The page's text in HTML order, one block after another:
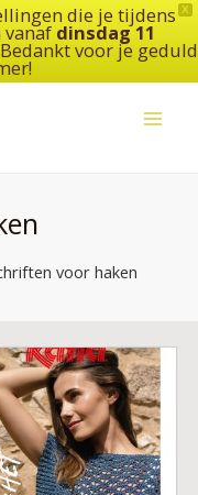
X
die je tijdens
vanaf dinsdag 11
voor je geduld
voor haken